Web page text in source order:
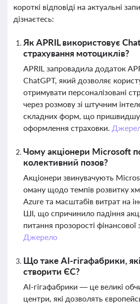
короткі відповіді на актуальні
дізнаєтесь:
Як APRIL використовує
страхування мотоциклів?
APRIL запровадила додаток
ChatGPT, який дозволяє
отримувати персоналізовані
через розмову зі штучним
складних форм, що
оформлення страховки.
Чому акціонери Microsoft
колективний позов?
Акціонери звинувачують
оману щодо темпів розвитку
Azure та масштабів витрат на
ШІ, що спричинило падіння
питання прозорості фінансової
Джерело
Що таке AI-гігафабрики,
створити ЄС?
AI-гігафабрики — це великі
центри, які дозволять